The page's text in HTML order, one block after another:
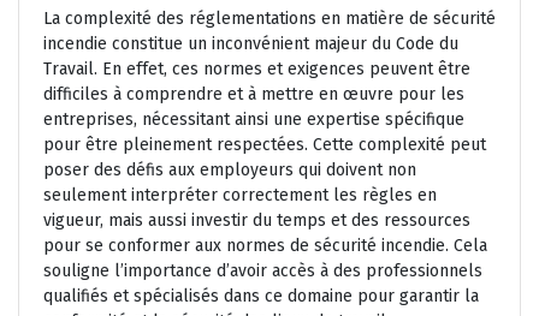
La complexité des réglementations en matière de sécurité
incendie constitue un inconvénient majeur du Code du
Travail. En effet, ces normes et exigences peuvent être
difficiles à comprendre et à mettre en œuvre pour les
entreprises, nécessitant ainsi une expertise spécifique
pour être pleinement respectées. Cette complexité peut
poser des défis aux employeurs qui doivent non
seulement interpréter correctement les règles en
vigueur, mais aussi investir du temps et des ressources
pour se conformer aux normes de sécurité incendie. Cela
souligne l’importance d’avoir accès à des professionnels
qualifiés et spécialisés dans ce domaine pour garantir la